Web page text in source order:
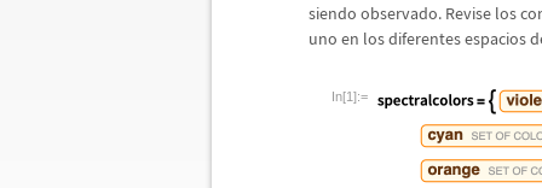
siendo observado. Revise los
uno en los diferentes espacios
In[1]:=